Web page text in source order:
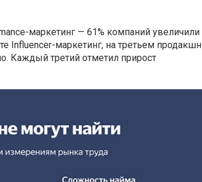
маркетинг — 61% компаний увеличили
Influencer-маркетинг, на третьем продакшн
Каждый третий отметил прирост